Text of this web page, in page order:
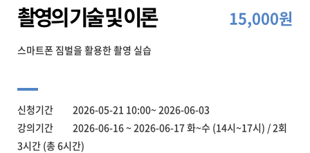
촬영의 기술 및 이론 15,000원
스마트폰 짐벌을 활용한 촬영 실습
신청기간 2026-05-21 10:00~ 2026-06-03
강의기간 2026-06-16 ~ 2026-06-17 화~수 (14시~17시) / 2회
3시간 (총 6시간)